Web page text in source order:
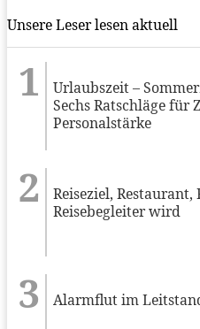
Unsere Leser lesen aktuell
Urlaubszeit –
Sechs Ratschläge für
Personalstärke
Reiseziel,
Reisebegleiter wird
Alarmflut im